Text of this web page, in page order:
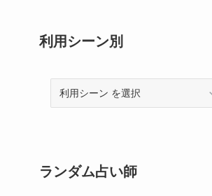
利用シーン別
ランダム占い師